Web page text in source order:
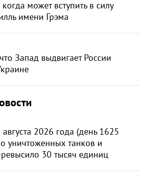
может вступить в силу
имени Грэма
Запад выдвигает России
2026 года (день 1625
уничтоженных танков и
30 тысяч единиц